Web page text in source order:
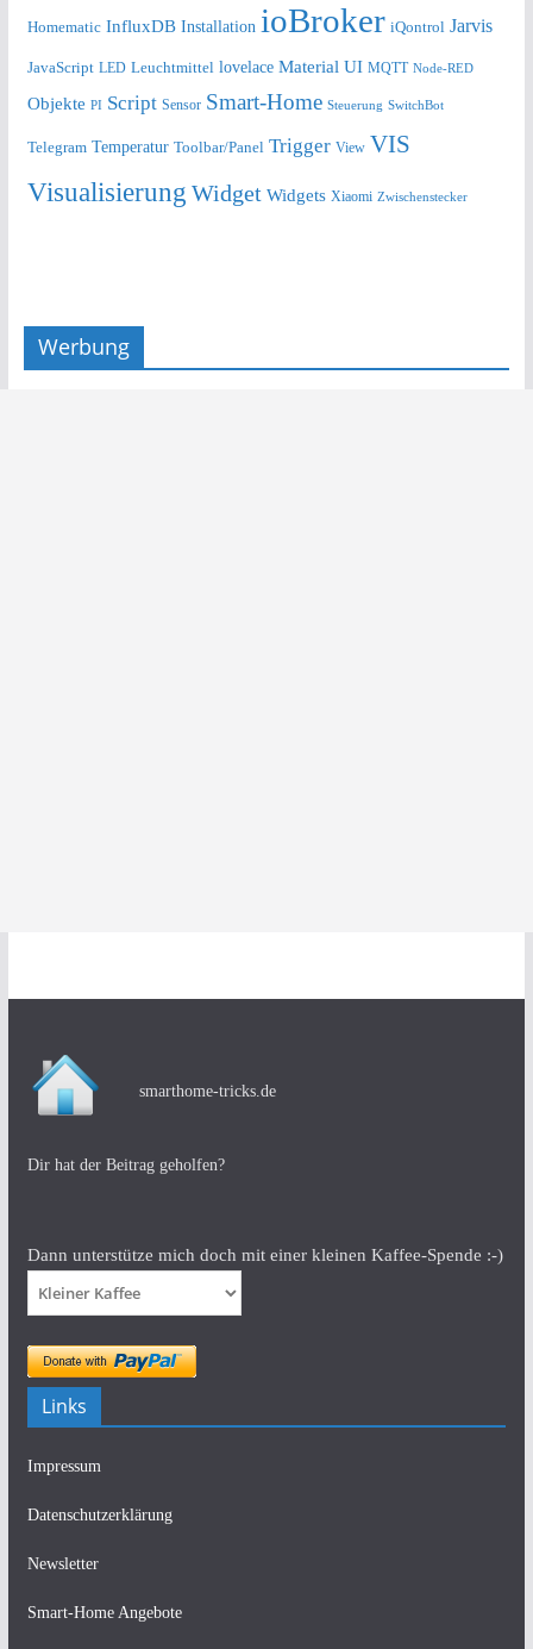
Homematic InfluxDB Installation ioBroker iQontrol Jarvis
JavaScript LED Leuchtmittel lovelace Material UI MQTT Node-RED
Objekte PI Script Sensor Smart-Home Steuerung SwitchBot
Telegram Temperatur Toolbar/Panel Trigger View VIS
Visualisierung Widget Widgets Xiaomi Zwischenstecker
Werbung
smarthome-tricks.de
Dir hat der Beitrag geholfen?
Dann unterstütze mich doch mit einer kleinen Kaffee-Spende :-)
Links
Impressum
Datenschutzerklärung
Newsletter
Smart-Home Angebote